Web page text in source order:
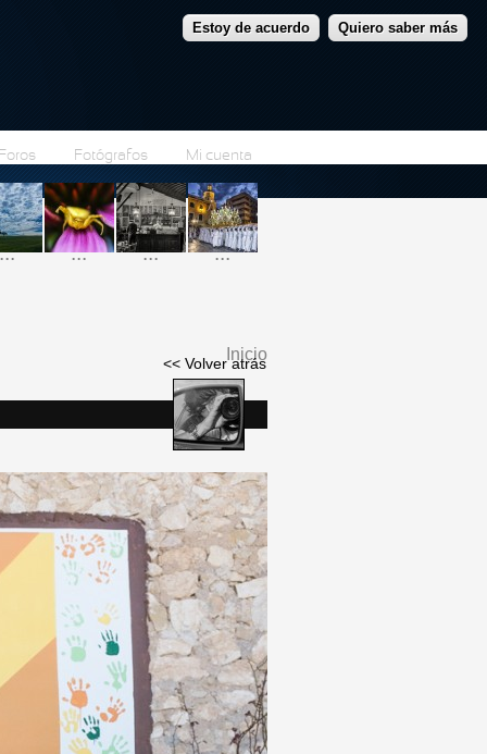
Estoy de acuerdo Quiero saber más
Fotógrafos Mi cuenta
... ... ... ...
Se encuentra usted
aquí
Inicio
<< Volver atrás